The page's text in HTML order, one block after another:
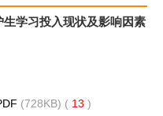
学习投入现状及影响因素
(728KB) ( 13 )